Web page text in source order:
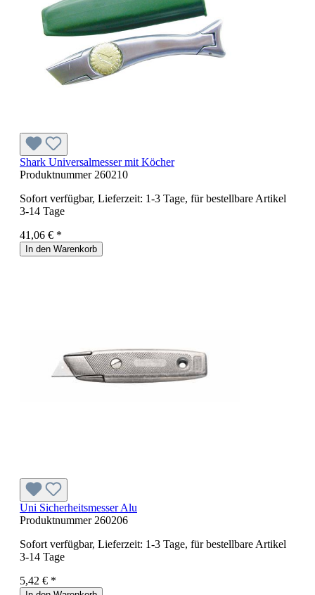
Shark Universalmesser mit Köcher
Produktnummer 260210
Sofort verfügbar, Lieferzeit: 1-3 Tage, für bestellbare Artikel
3-14 Tage
41,06 € *
In den Warenkorb
Uni Sicherheitsmesser Alu
Produktnummer 260206
Sofort verfügbar, Lieferzeit: 1-3 Tage, für bestellbare Artikel
3-14 Tage
5,42 € *